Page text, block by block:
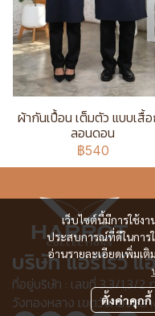
ผ้ากันเปื้อน เต็มตัว แบบเสื้
ลอนดอน
฿540
เว็บไซต์นี้มีการใช้ง
ประสบการณ์ที่ดีในการ
อ่านรายละเอียดเพิ่มเติ
ตั้งค่าคุกกี้
บริษัท แอร์โรว์
ที่อยู่บริษัท : เลขที่ 3,3/1,3/
วังทองหลาง เขตวังทองหล